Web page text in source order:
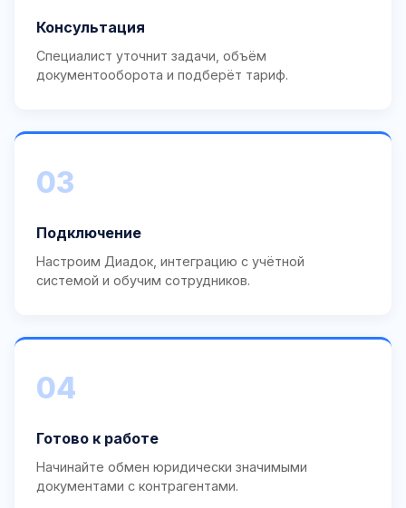
Консультация
Специалист уточнит задачи, объём
документооборота и подберёт тариф.
03
Подключение
Настроим Диадок, интеграцию с учётной
системой и обучим сотрудников.
04
Готово к работе
Начинайте обмен юридически значимыми
документами с контрагентами.